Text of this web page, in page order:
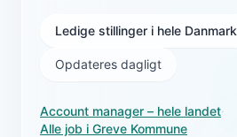
Ledige stillinger i hele Danmark
Opdateres dagligt
Account manager – hele landet·
Alle job i Greve Kommune